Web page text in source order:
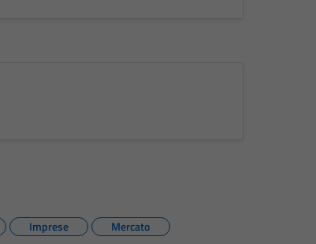
Imprese Mercato